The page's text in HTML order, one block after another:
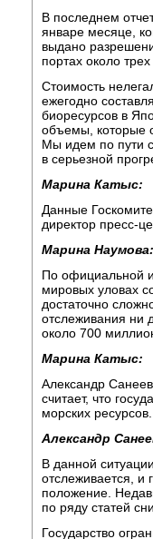
В последнем
январе месяце,
выдано
портах около
Стоимость
ежегодно
биоресурсов в
объемы, которые
Мы идем по пути
в серьезной
Марина Катыс:
Данные
директор пресс-
Марина Наумова:
По официальной
мировых уловах
достаточно
отслеживания ни
около 700
Марина Катыс:
Александр
считает, что
морских ресурсов.
Александр
В данной
отслеживается, и
положение.
по ряду статей
Государство